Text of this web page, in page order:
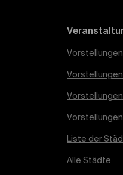
Vorstellungen
Liste der
Alle Städte